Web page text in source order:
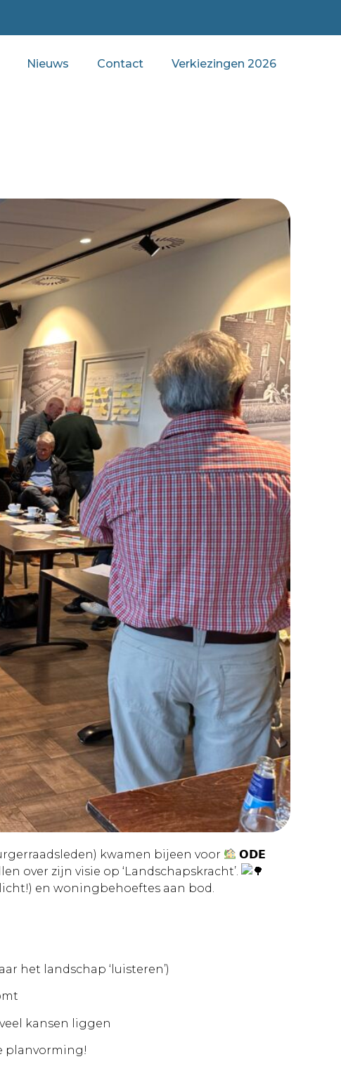
Nieuws Contact Verkiezingen 2026
kwamen bijeen voor
𝗢𝗗𝗘
over zijn visie op ‘Landschapskracht’.
en woningbehoeftes aan bod.
het landschap ‘luisteren’)
kansen liggen
planvorming!